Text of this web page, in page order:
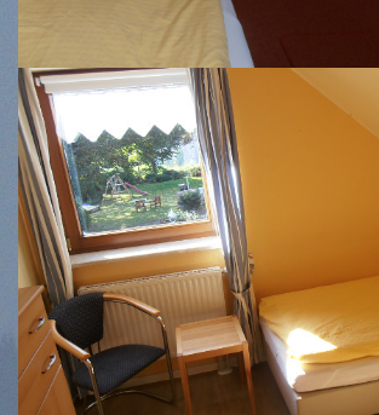
Zimmer 8